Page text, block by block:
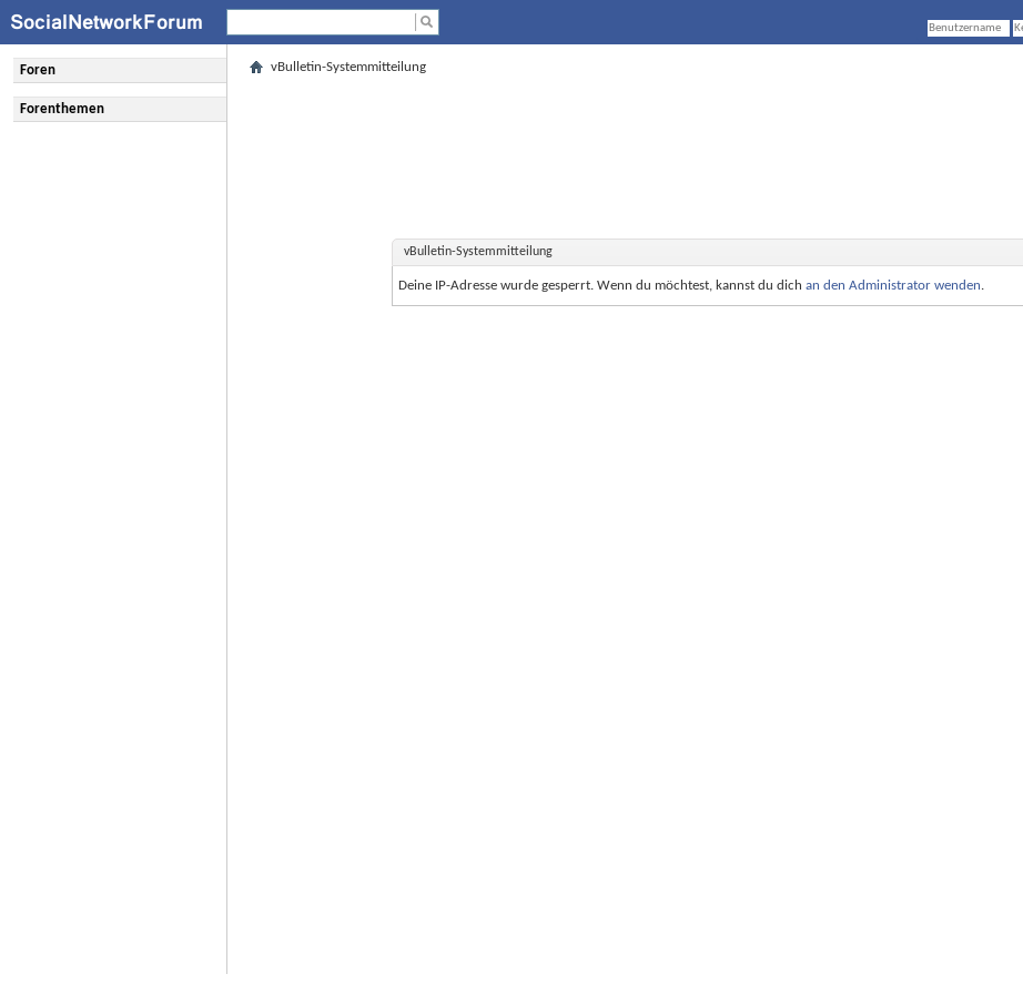
Foren
Forenthemen
vBulletin-Systemmitteilung
vBulletin-Systemmitteilung
Deine IP-Adresse wurde gesperrt. Wenn du möchtest, kannst du dich an den Administrator wenden.